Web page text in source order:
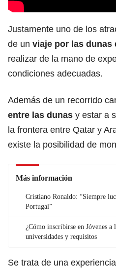
Justamente uno de los
de un viaje por las dunas
realizar de la mano de
condiciones adecuadas.
Además de un recorrido
entre las dunas y estar a
la frontera entre Qatar y
existe la posibilidad de
Más información
Cristiano Ronaldo: “Siempre
Portugal”
¿Cómo inscribirse en Jóvenes
universidades y requisitos
Se trata de una